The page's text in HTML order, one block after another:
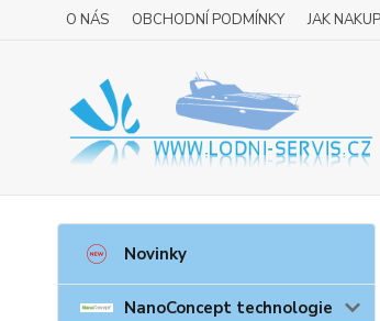
O NÁS OBCHODNÍ PODMÍNKY JAK
Novinky
NanoConcept technologie